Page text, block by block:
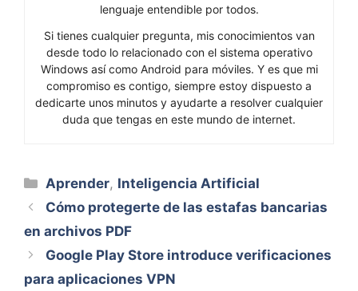
lenguaje entendible por todos.
Si tienes cualquier pregunta, mis conocimientos van
desde todo lo relacionado con el sistema operativo
Windows así como Android para móviles. Y es que mi
compromiso es contigo, siempre estoy dispuesto a
dedicarte unos minutos y ayudarte a resolver cualquier
duda que tengas en este mundo de internet.
Categorías
Aprender, Inteligencia Artificial
Cómo protegerte de las estafas bancarias
en archivos PDF
Google Play Store introduce verificaciones
para aplicaciones VPN